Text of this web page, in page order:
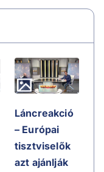
Láncreakció
– Európai
tisztviselők
azt ajánlják